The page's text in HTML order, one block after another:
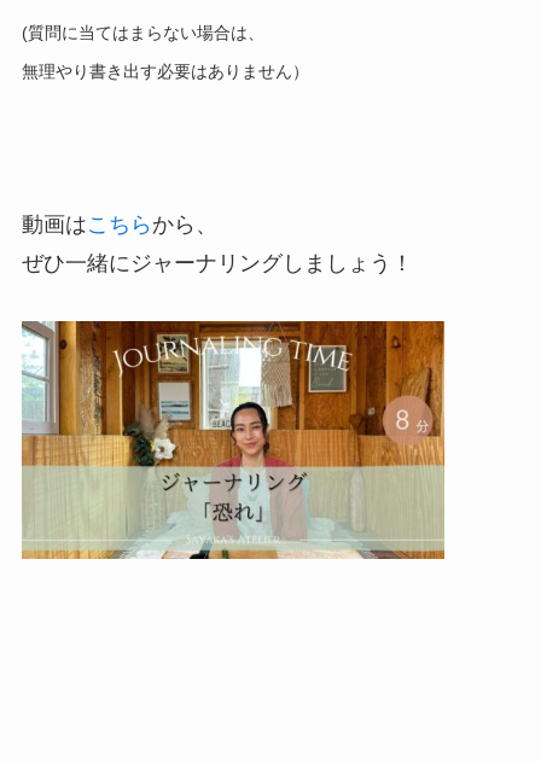
(質問に当てはまらない場合は、
無理やり書き出す必要はありません）
動画はこちら から、
ぜひ一緒にジャーナリングしましょう！